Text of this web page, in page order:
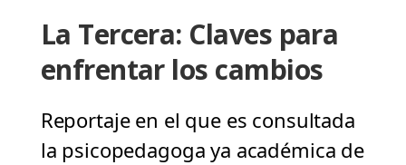
La Tercera: Claves para
enfrentar los cambios
Reportaje en el que es consultada
la psicopedagoga ya académica de